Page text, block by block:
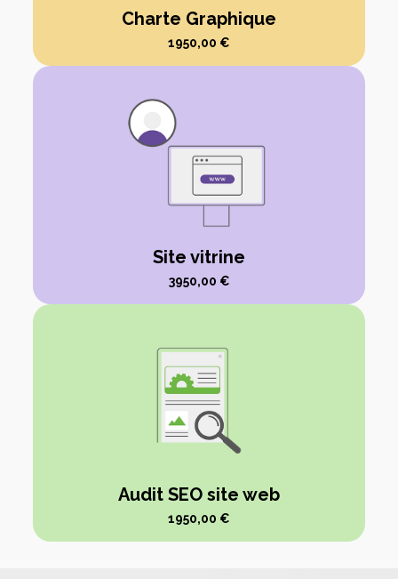
Charte Graphique
1950,00 €
Site vitrine
3950,00 €
Audit SEO site web
1950,00 €